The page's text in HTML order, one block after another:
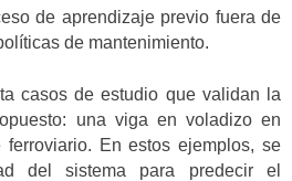
de aprendizaje previo fuera de
de mantenimiento.
casos de estudio que validan la
una viga en voladizo en
En estos ejemplos, se
del sistema para predecir el